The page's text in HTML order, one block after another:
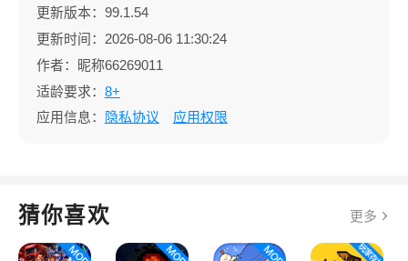
更新版本：99.1.54
更新时间：2026-08-06 11:30:24
作者：昵称66269011
适龄要求： 8+
应用信息：
隐私协议 应用权限
猜你喜欢 更多